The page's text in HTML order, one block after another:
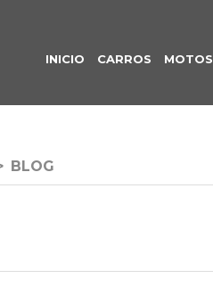
INICIO CARROS MOTOS
BLOG